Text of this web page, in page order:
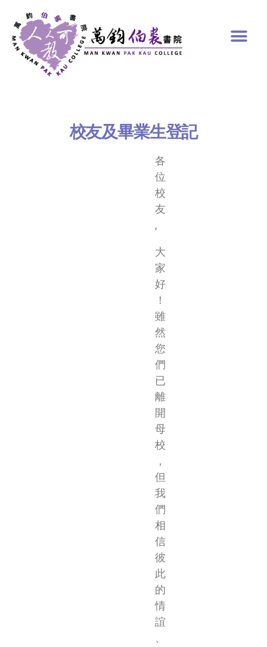
校友及畢業生登記
各
位
校
友
,
大
家
好
！
雖
然
您
們
已
離
開
母
校
，
但
我
們
相
信
彼
此
的
情
誼
、